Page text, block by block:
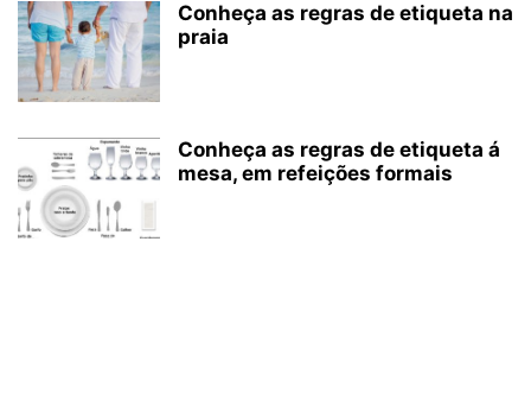
Conheça as regras de etiqueta na
praia
Conheça as regras de etiqueta á
mesa, em refeições formais